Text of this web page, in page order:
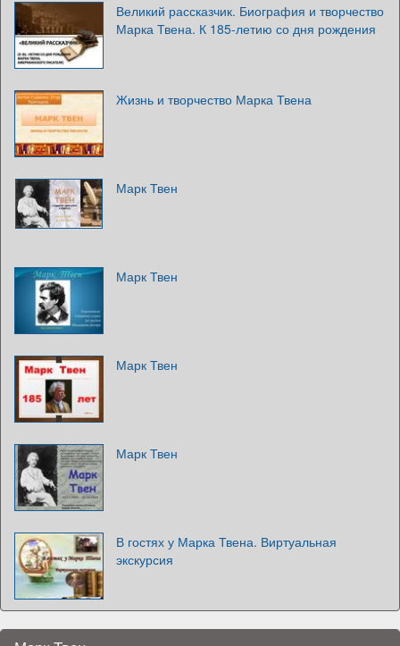
Великий рассказчик. Биография и творчество
Марка Твена. К 185-летию со дня рождения
Жизнь и творчество Марка Твена
Марк Твен
Марк Твен
Марк Твен
Марк Твен
В гостях у Марка Твена. Виртуальная
экскурсия